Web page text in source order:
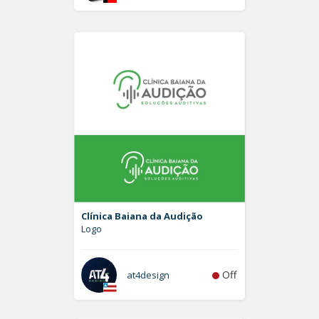
Clínica Baiana da Audição
Logo
at4design Off